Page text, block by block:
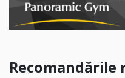
Recomandările